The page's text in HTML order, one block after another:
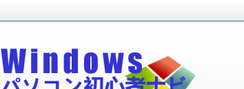
Windowsパソコン初心者ナビ